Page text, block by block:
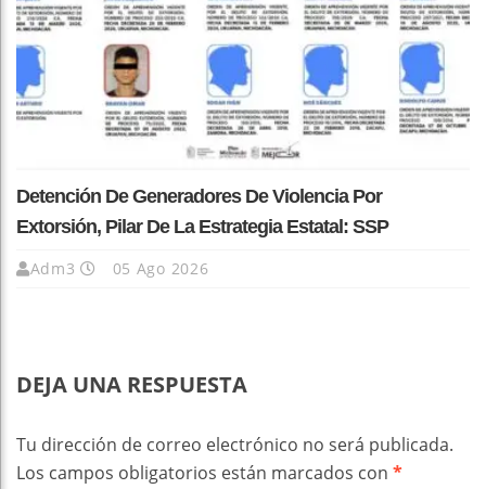
Detención De Generadores De Violencia Por
Extorsión, Pilar De La Estrategia Estatal: SSP
Adm3 05 Ago 2026
DEJA UNA RESPUESTA
Tu dirección de correo electrónico no será publicada.
Los campos obligatorios están marcados con *